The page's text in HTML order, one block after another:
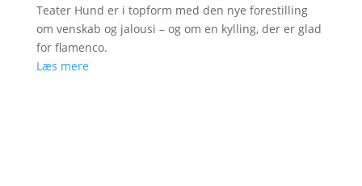
Teater Hund er i topform med den nye forestilling
om venskab og jalousi – og om en kylling, der er glad
for flamenco.
Læs mere